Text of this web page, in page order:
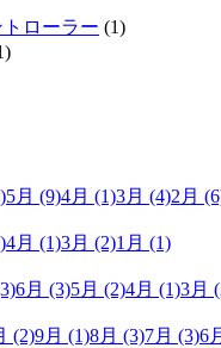
ローラー (1)
5月 (9)4月 (1)3月 (4)2月
4月 (1)3月 (2)1月 (1)
6月 (3)5月 (2)4月 (1)3月
(2)9月 (1)8月 (3)7月 (3)6